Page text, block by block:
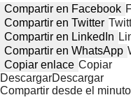
Compartir en Facebook
Compartir en Twitter
Compartir en LinkedIn
Compartir en WhatsApp
Copiar enlace Copiar
DescargarDescargar
Compartir desde el